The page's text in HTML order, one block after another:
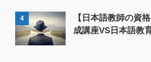
4
【日本語教師の資
成講座VS日本語教